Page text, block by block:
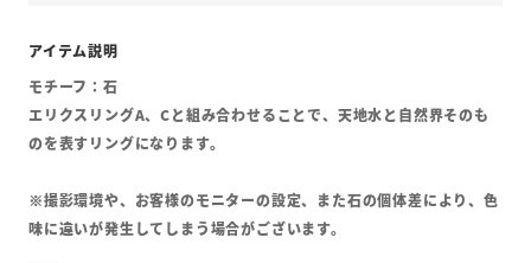
モチーフ：石
エリクスリングA、Cと組み合わせることで、天地水と自然界そのも
のを表すリングになります。
※撮影環境や、お客様のモニターの設定、また石の個体差により、色
味に違いが発生してしまう場合がございます。